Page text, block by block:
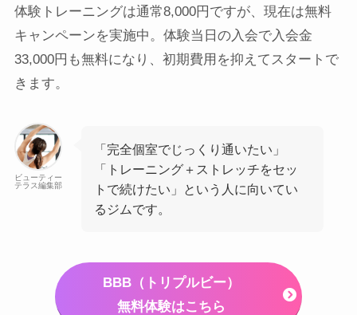
体験トレーニングは通常8,000円ですが、現在は無料
キャンペーンを実施中。体験当日の入会で入会金
33,000円も無料になり、初期費用を抑えてスタートで
きます。
ビューティー
テラス編集部
「完全個室でじっくり通いたい」
「トレーニング＋ストレッチをセッ
トで続けたい」という人に向いてい
るジムです。
BBB（トリプルビー）
無料体験はこちら